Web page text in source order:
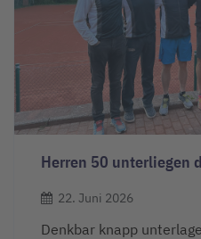
Herren 50 unterliegen
22. Juni 2026
Denkbar knapp